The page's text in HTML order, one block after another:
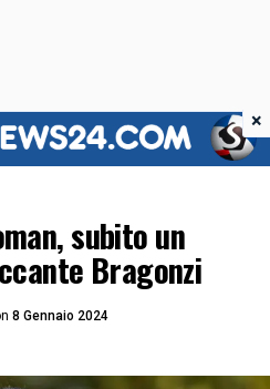
subito un
Bragonzi
8 Gennaio 2024
×